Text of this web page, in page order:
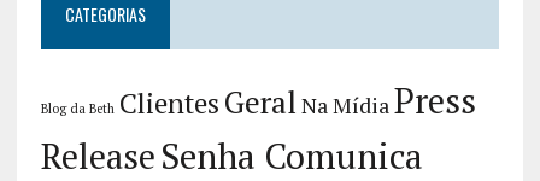
CATEGORIAS
Blog da Beth ClientesGeral Na MídiaPress
ReleaseSenha Comunica